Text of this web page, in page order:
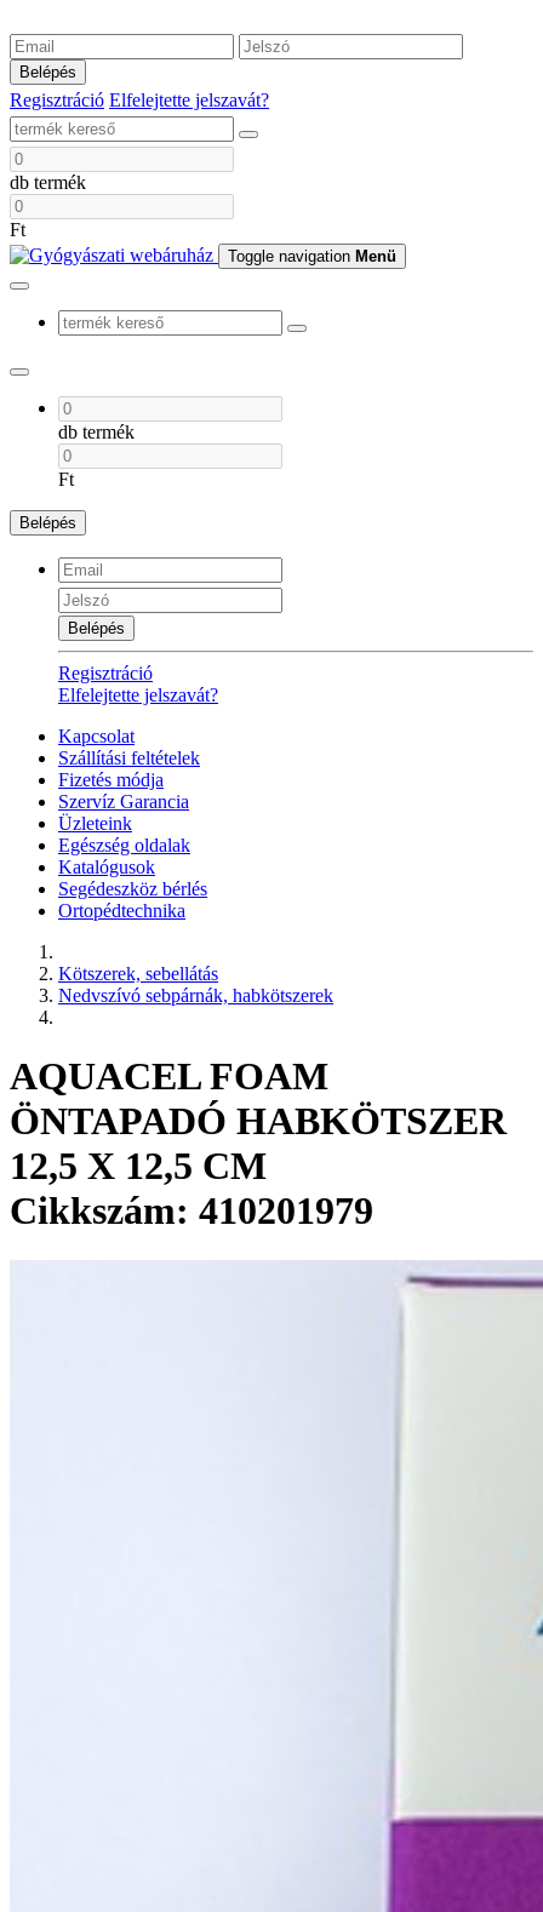
Belépés
Regisztráció Elfelejtette jelszavát?
db termék
Ft
Toggle navigation Menü
db termék
Ft
Belépés
Belépés
Regisztráció
Elfelejtette jelszavát?
Kapcsolat
Szállítási feltételek
Fizetés módja
Szervíz Garancia
Üzleteink
Egészség oldalak
Katalógusok
Segédeszköz bérlés
Ortopédtechnika
Kötszerek, sebellátás
Nedvszívó sebpárnák, habkötszerek
AQUACEL FOAM
ÖNTAPADÓ HABKÖTSZER
12,5 X 12,5 CM
Cikkszám: 410201979